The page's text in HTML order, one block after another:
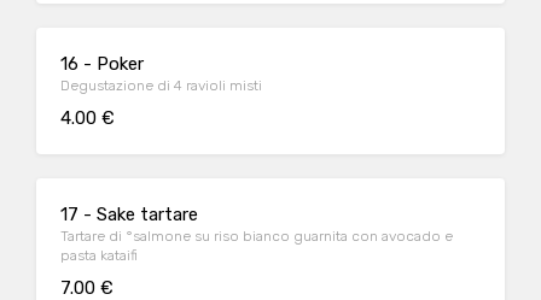
16 - Poker
Degustazione di 4 ravioli misti
4.00 €
17 - Sake tartare
Tartare di °salmone su riso bianco guarnita con avocado e
pasta kataifi
7.00 €